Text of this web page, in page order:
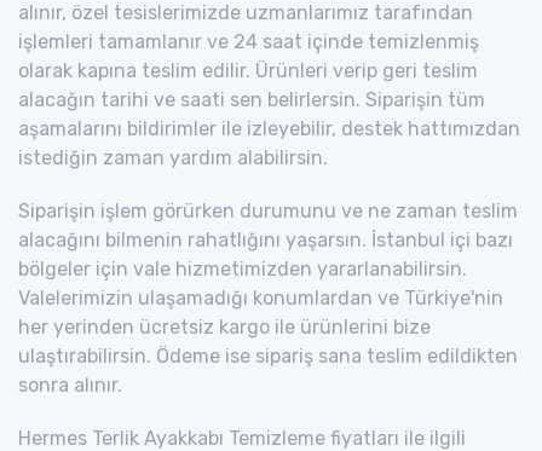
alınır, özel tesislerimizde uzmanlarımız tarafından
işlemleri tamamlanır ve 24 saat içinde temizlenmiş
olarak kapına teslim edilir. Ürünleri verip geri teslim
alacağın tarihi ve saati sen belirlersin. Siparişin tüm
aşamalarını bildirimler ile izleyebilir, destek hattımızdan
istediğin zaman yardım alabilirsin.
Siparişin işlem görürken durumunu ve ne zaman teslim
alacağını bilmenin rahatlığını yaşarsın. İstanbul içi bazı
bölgeler için vale hizmetimizden yararlanabilirsin.
Valelerimizin ulaşamadığı konumlardan ve Türkiye'nin
her yerinden ücretsiz kargo ile ürünlerini bize
ulaştırabilirsin. Ödeme ise sipariş sana teslim edildikten
sonra alınır.
Hermes Terlik Ayakkabı Temizleme fiyatları ile ilgili